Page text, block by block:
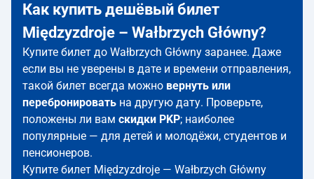
Как купить дешёвый билет
Międzyzdroje – Wałbrzych Główny?
Купите билет до Wałbrzych Główny заранее. Даже
если вы не уверены в дате и времени отправления,
такой билет всегда можно вернуть или
перебронировать на другую дату. Проверьте,
положены ли вам скидки PKP; наиболее
популярные — для детей и молодёжи, студентов и
пенсионеров.
Купите билет Międzyzdroje — Wałbrzych Główny